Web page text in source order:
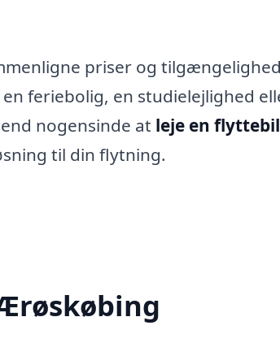
priser og
feriebolig, en studielejlighed
nogensinde at leje en
til din flytning.